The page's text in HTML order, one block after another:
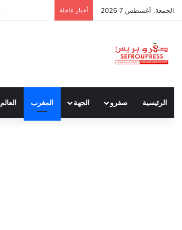
الجمعة, أغسطس 7 2026 أخبار عاجلة
الرئيسية صفرو الجهة المغرب العالم